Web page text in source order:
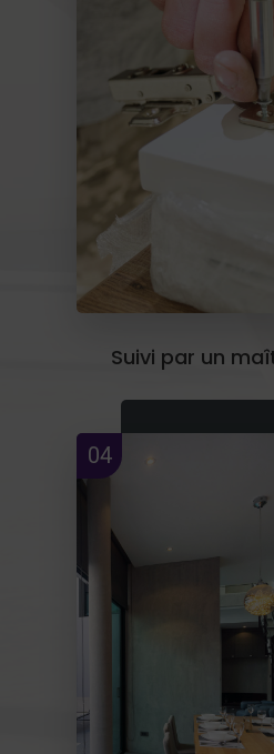
Suivi par un
04